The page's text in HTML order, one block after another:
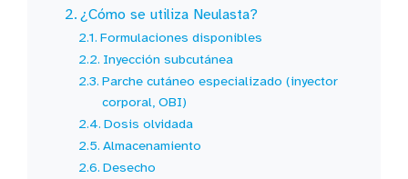
¿Cómo se utiliza Neulasta?
Formulaciones disponibles
Inyección subcutánea
Parche cutáneo especializado (inyector
corporal, OBI)
Dosis olvidada
Almacenamiento
Desecho